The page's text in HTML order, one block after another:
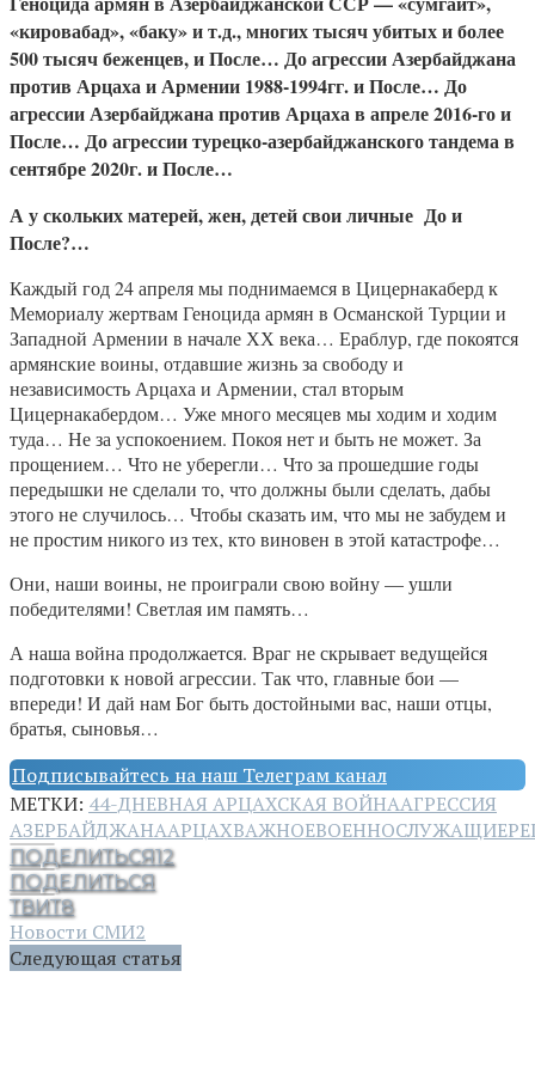
«кировабад», «баку» и т.д., многих тысяч убитых и более
500 тысяч беженцев, и После… До агрессии Азербайджана
против Арцаха и Армении 1988-1994гг. и После… До
агрессии Азербайджана против Арцаха в апреле 2016-го и
После… До агрессии турецко-азербайджанского тандема в
сентябре 2020г. и После…
А у скольких матерей, жен, детей свои личные До и
После?…
Каждый год 24 апреля мы поднимаемся в Цицернакаберд к
Мемориалу жертвам Геноцида армян в Османской Турции и
Западной Армении в начале ХХ века… Ераблур, где покоятся
армянские воины, отдавшие жизнь за свободу и
независимость Арцаха и Армении, стал вторым
Цицернакабердом… Уже много месяцев мы ходим и ходим
туда… Не за успокоением. Покоя нет и быть не может. За
прощением… Что не уберегли… Что за прошедшие годы
передышки не сделали то, что должны были сделать, дабы
этого не случилось… Чтобы сказать им, что мы не забудем и
не простим никого из тех, кто виновен в этой катастрофе…
Они, наши воины, не проиграли свою войну — ушли
победителями! Светлая им память…
А наша война продолжается. Враг не скрывает ведущейся
подготовки к новой агрессии. Так что, главные бои —
впереди! И дай нам Бог быть достойными вас, наши отцы,
братья, сыновья…
Подписывайтесь на наш Телеграм канал
МЕТКИ: 44-ДНЕВНАЯ АРЦАХСКАЯ ВОЙНААГРЕССИЯ
АЗЕРБАЙДЖАНААРЦАХВАЖНОЕВОЕННОСЛУЖАЩИЕ
ПОДЕЛИТЬСЯ12
ПОДЕЛИТЬСЯ
ТВИТ8
Новости СМИ2
Следующая статья